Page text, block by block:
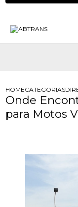
HOMECATEGORIAS
Onde
para Motos